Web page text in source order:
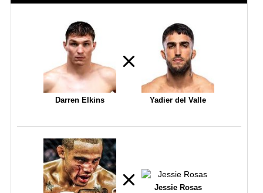
Darren Elkins Yadier del Valle
Jessie Rosas